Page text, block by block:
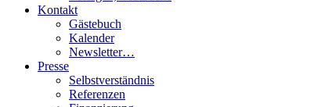
Kontakt
Gästebuch
Kalender
Newsletter…
Presse
Selbstverständnis
Referenzen